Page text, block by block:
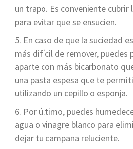
un trapo. Es conveniente cubrir
para evitar que se ensucien.
En caso de que la suciedad
más difícil de remover, puedes
aparte con más bicarbonato
una pasta espesa que te
utilizando un cepillo o esponja.
Por último, puedes
agua o vinagre blanco para
dejar tu campana reluciente.